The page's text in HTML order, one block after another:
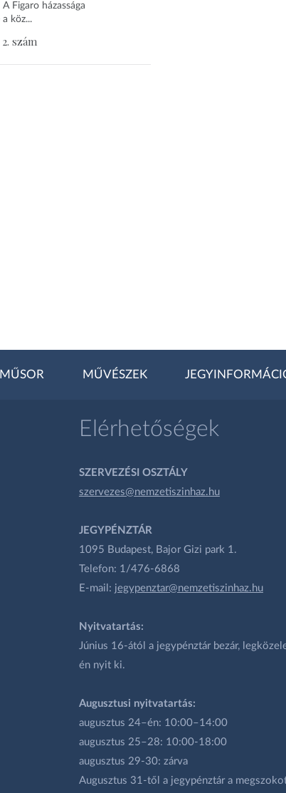
Figaro házassága
köz...
szám
MŰSOR MŰVÉSZEK
Elérhetőségek
SZERVEZÉSI OSZTÁLY
szervezes@nemzetiszinhaz.hu
JEGYPÉNZTÁR
1095 Budapest, Bajor Gizi park 1.
Telefon: 1/476-6868
E-mail: jegypenztar@nemzetiszinhaz.hu
Nyitvatartás:
Június 16-ától a jegypénztár bezár,
én nyit ki.
Augusztusi nyitvatartás:
augusztus 24–én: 10:00–14:00
augusztus 25–28: 10:00-18:00
augusztus 29-30: zárva
Augusztus 31-től a jegypénztár a